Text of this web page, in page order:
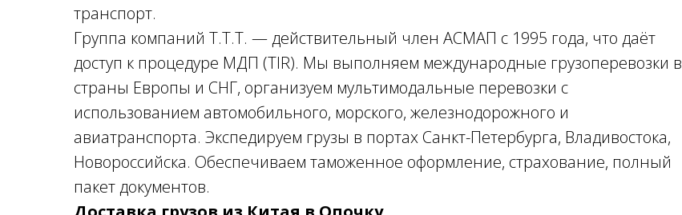
транспорт.
Группа компаний Т.Т.Т. — действительный член АСМАП с 1995 года, что даёт
доступ к процедуре МДП (TIR). Мы выполняем международные грузоперевозки в
страны Европы и СНГ, организуем мультимодальные перевозки с
использованием автомобильного, морского, железнодорожного и
авиатранспорта. Экспедируем грузы в портах Санкт-Петербурга, Владивостока,
Новороссийска. Обеспечиваем таможенное оформление, страхование, полный
пакет документов.